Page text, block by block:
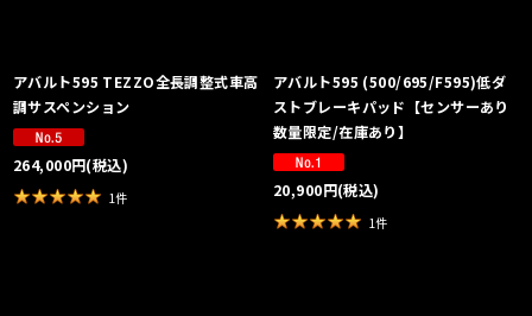
アバルト595 TEZZO全長調整式車高
調サスペンション
264,000円(税込)
1件
アバルト595 (500/695/F595)低ダ
ストブレーキパッド【センサーあり
数量限定/在庫あり】
20,900円(税込)
1件